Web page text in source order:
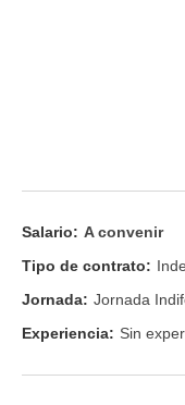
Salario: A convenir
Tipo de contrato:
Jornada: Jornada
Experiencia: Sin